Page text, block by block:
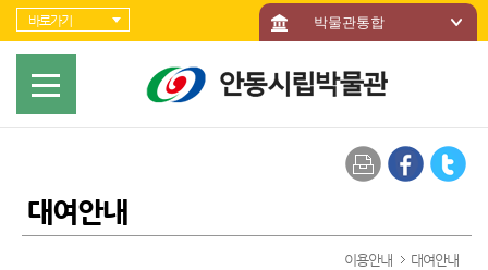
바로가기 메뉴
바로가기 박물관통합
대여안내
이용안내 대여안내